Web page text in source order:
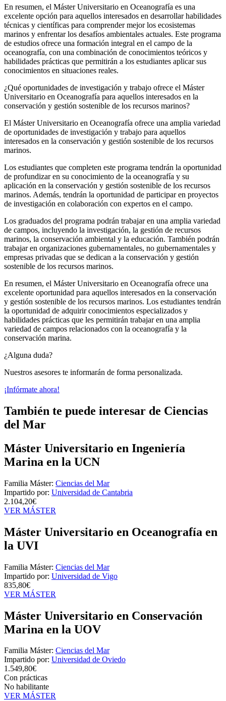
En resumen, el Máster Universitario en Oceanografía es una
excelente opción para aquellos interesados en desarrollar habilidades
técnicas y científicas para comprender mejor los ecosistemas
marinos y enfrentar los desafíos ambientales actuales. Este programa
de estudios ofrece una formación integral en el campo de la
oceanografía, con una combinación de conocimientos teóricos y
habilidades prácticas que permitirán a los estudiantes aplicar sus
conocimientos en situaciones reales.
¿Qué oportunidades de investigación y trabajo ofrece el Máster
Universitario en Oceanografía para aquellos interesados en la
conservación y gestión sostenible de los recursos marinos?
El Máster Universitario en Oceanografía ofrece una amplia variedad
de oportunidades de investigación y trabajo para aquellos
interesados en la conservación y gestión sostenible de los recursos
marinos.
Los estudiantes que completen este programa tendrán la oportunidad
de profundizar en su conocimiento de la oceanografía y su
aplicación en la conservación y gestión sostenible de los recursos
marinos. Además, tendrán la oportunidad de participar en proyectos
de investigación en colaboración con expertos en el campo.
Los graduados del programa podrán trabajar en una amplia variedad
de campos, incluyendo la investigación, la gestión de recursos
marinos, la conservación ambiental y la educación. También podrán
trabajar en organizaciones gubernamentales, no gubernamentales y
empresas privadas que se dedican a la conservación y gestión
sostenible de los recursos marinos.
En resumen, el Máster Universitario en Oceanografía ofrece una
excelente oportunidad para aquellos interesados en la conservación
y gestión sostenible de los recursos marinos. Los estudiantes tendrán
la oportunidad de adquirir conocimientos especializados y
habilidades prácticas que les permitirán trabajar en una amplia
variedad de campos relacionados con la oceanografía y la
conservación marina.
¿Alguna duda?
Nuestros asesores te informarán de forma personalizada.
¡Infórmate ahora!
También te puede interesar de Ciencias
del Mar
Máster Universitario en Ingeniería
Marina en la UCN
Familia Máster: Ciencias del Mar
Impartido por: Universidad de Cantabria
2.104,20€
VER MÁSTER
Máster Universitario en Oceanografía en
la UVI
Familia Máster: Ciencias del Mar
Impartido por: Universidad de Vigo
835,80€
VER MÁSTER
Máster Universitario en Conservación
Marina en la UOV
Familia Máster: Ciencias del Mar
Impartido por: Universidad de Oviedo
1.549,80€
Con prácticas
No habilitante
VER MÁSTER